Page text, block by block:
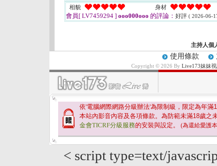
相貌 身材
會員[ LV7459294 ] ooo000ooo 的評論： 好評 ( 2026-06-
主持人個
使用條款
Copyright © 2026 By Live173妹妹
依'電腦網際網路分級辦法'為限制級，限定為年滿
本站內影音內容及各項條款。為防範未滿18歲之
金會TICRF分級服務的安裝與設定。 (為還給愛護
< script type=text/